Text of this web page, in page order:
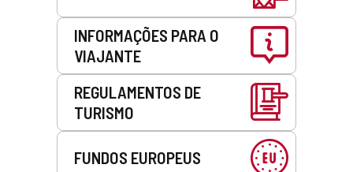
INFORMAÇÕES PARA O
VIAJANTE
REGULAMENTOS DE
TURISMO
FUNDOS EUROPEUS